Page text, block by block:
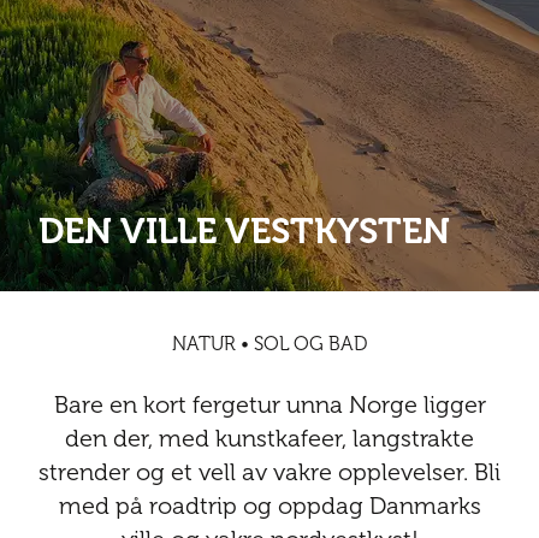
Kultur
Mat og drikke
Natur
Nyheter
Safari
Storby
Trender
Sør-Amerika
Abonnementsfordeler
Våre vilkår og personvernpolicy
Presse
Annonsere
Kontakt
Abonnementsfordeler
Digitalutgaver
Nyheter Safari Sol og bad
Spa og luksus Storby
Trender Vinter
Kontakt
DEN VILLE VESTKYSTEN
NATUR • SOL OG BAD
Bare en kort fergetur unna Norge ligger
den der, med kunstkafeer, langstrakte
strender og et vell av vakre opplevelser. Bli
med på roadtrip og oppdag Danmarks